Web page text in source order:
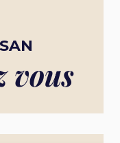
vous